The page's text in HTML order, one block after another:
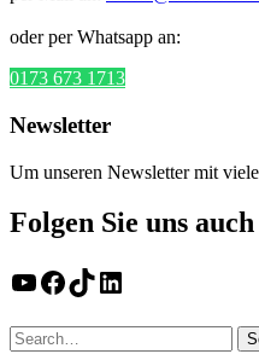
oder per Whatsapp an:
0173 673 1713
Newsletter
Um unseren Newsletter mit
Folgen Sie uns
YouTube
Facebook
TikTokLinkedIn